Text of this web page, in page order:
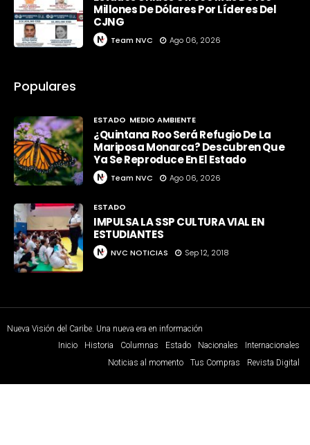
Millones De Dólares Por Líderes Del
CJNG
Team NVC Ago 06, 2026
Populares
ESTADO MEDIO AMBIENTE
¿Quintana Roo Será Refugio De La
Mariposa Monarca? Descubren Que
Ya Se Reproduce En El Estado
Team NVC Ago 06, 2026
ESTADO
IMPULSA LA SSP CULTURA VIAL EN
ESTUDIANTES
NVC NOTICIAS Sep 12, 2018
Nueva Visión del Caribe. Una nueva era en información
Inicio
Historia Columnas Estado Nacionales
Internacionales
Noticias al momento
Tus Compras Revista Digital